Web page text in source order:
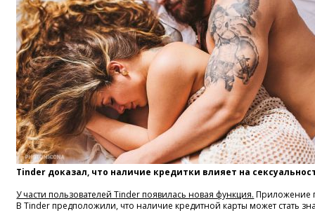
Tinder доказал, что наличие кредитки влияет на
У части пользователей Tinder появилась новая функция. Приложение
В Tinder предположили, что наличие кредитной карты может стать